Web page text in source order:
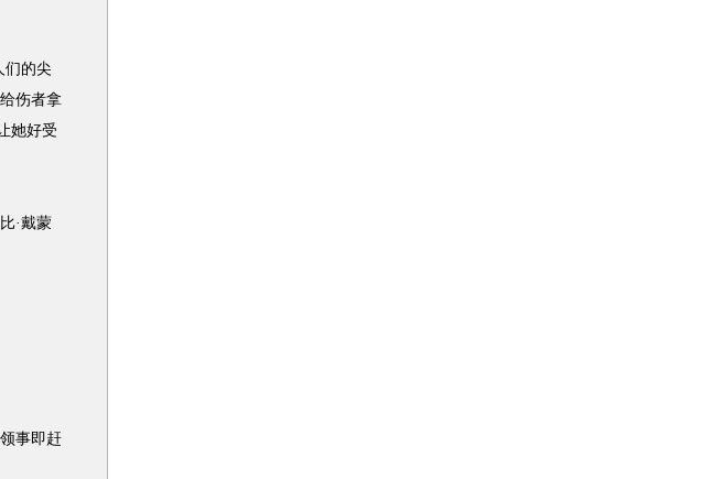
的尖
伤者拿
她好受
·戴蒙
事即赶